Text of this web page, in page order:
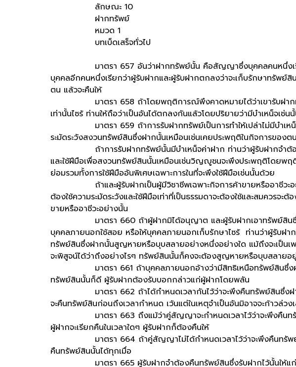
ลักษณะ 10
ฝากทรัพย์
หมวด 1
บทเบ็ดเสร็จทั่วไป
มาตรา 657 อันว่าฝากทรัพย์นั้น คือสัญญาซึ่งบุคคลคนหนึ่งเรีย
บุคคลอีกคนหนึ่งเรียกว่าผู้รับฝากและผู้รับฝากตกลงว่าจะเก็บรักษาทรัพย์สิ
ตน แล้วจะคืนให้
มาตรา 658 ถ้าโดยพฤติการณ์พึงคาดหมายได้ว่าเขารับฝากทรั
เท่านั้นไซร้ ท่านให้ถือว่าเป็นอันได้ตกลงกันแล้วโดยปริยายว่ามีบำเหน็จเช่น
มาตรา 659 ถ้าการรับฝากทรัพย์เป็นการทำให้เปล่าไม่มีบำเหน็จ
ระมัดระวังสงวนทรัพย์สินซึ่งฝากนั้นเหมือนเช่นเคยประพฤติในกิจการของต
ถ้าการรับฝากทรัพย์นั้นมีบำเหน็จค่าฝาก ท่านว่าผู้รับฝากจำต้องใ
และใช้ฝีมือเพื่อสงวนทรัพย์สินนั้นเหมือนเช่นวิญญูชนจะพึงประพฤติโดย
ย่อมรวมทั้งการใช้ฝีมืออันพิเศษเฉพาะการในที่จะพึงใช้ฝีมือเช่นนั้นด้วย
ถ้าและผู้รับฝากเป็นผู้มีวิชาชีพเฉพาะกิจการค้าขายหรืออาชีวะอ
ต้องใช้ความระมัดระวังและใช้ฝีมือเท่าที่เป็นธรรมดาจะต้องใช้และสมควรจะต้
ขายหรืออาชีวะอย่างนั้น
มาตรา 660 ถ้าผู้ฝากมิได้อนุญาต และผู้รับฝากเอาทรัพย์สินซึ่งฝ
บุคคลภายนอกใช้สอย หรือให้บุคคลภายนอกเก็บรักษาไซร้ ท่านว่าผู้รับฝา
ทรัพย์สินซึ่งฝากนั้นสูญหายหรือบุบสลายอย่างหนึ่งอย่างใด แม้ถึงจะเป็นเพ
จะพิสูจน์ได้ว่าถึงอย่างไรๆ ทรัพย์สินนั้นก็คงจะต้องสูญหายหรือบุบสลายอ
มาตรา 661 ถ้าบุคคลภายนอกอ้างว่ามีสิทธิเหนือทรัพย์สินซึ่งฝ
ทรัพย์สินนั้นก็ดี ผู้รับฝากต้องรับบอกกล่าวแก่ผู้ฝากโดยพลัน
มาตรา 662 ถ้าได้กำหนดเวลากันไว้ว่าจะพึงคืนทรัพย์สินซึ่งฝาก
จะคืนทรัพย์สินก่อนถึงเวลากำหนด เว้นแต่ในเหตุจำเป็นอันมิอาจจะก้าวล่วง
มาตรา 663 ถึงแม้ว่าคู่สัญญาจะกำหนดเวลาไว้ว่าจะพึงคืนทรัพ
ผู้ฝากจะเรียกคืนในเวลาใดๆ ผู้รับฝากก็ต้องคืนให้
มาตรา 664 ถ้าคู่สัญญาไม่ได้กำหนดเวลาไว้ว่าจะพึงคืนทรัพย์สิน
คืนทรัพย์สินนั้นได้ทุกเมื่อ
มาตรา 665 ผู้รับฝากจำต้องคืนทรัพย์สินซึ่งรับฝากไว้นั้นให้แก่ผู้